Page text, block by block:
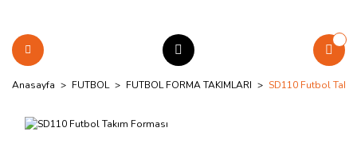
Anasayfa FUTBOL FUTBOL FORMA TAKIMLARI SD110 Futbol